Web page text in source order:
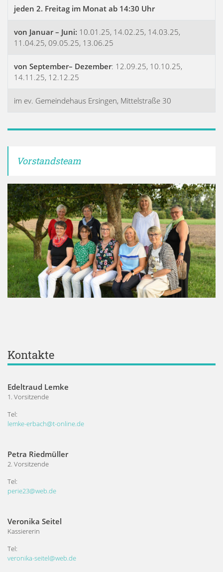
jeden 2. Freitag im Monat ab 14:30 Uhr
von Januar – Juni: 10.01.25, 14.02.25, 14.03.25,
11.04.25, 09.05.25, 13.06.25
von September– Dezember: 12.09.25, 10.10.25,
14.11.25, 12.12.25
im ev. Gemeindehaus Ersingen, Mittelstraße 30
Vorstandsteam
Kontakte
Edeltraud Lemke
1. Vorsitzende
Tel:
lemke-erbach@t-online.de
Petra Riedmüller
2. Vorsitzende
Tel:
perie23@web.de
Veronika Seitel
Kassiererin
Tel:
veronika-seitel@web.de